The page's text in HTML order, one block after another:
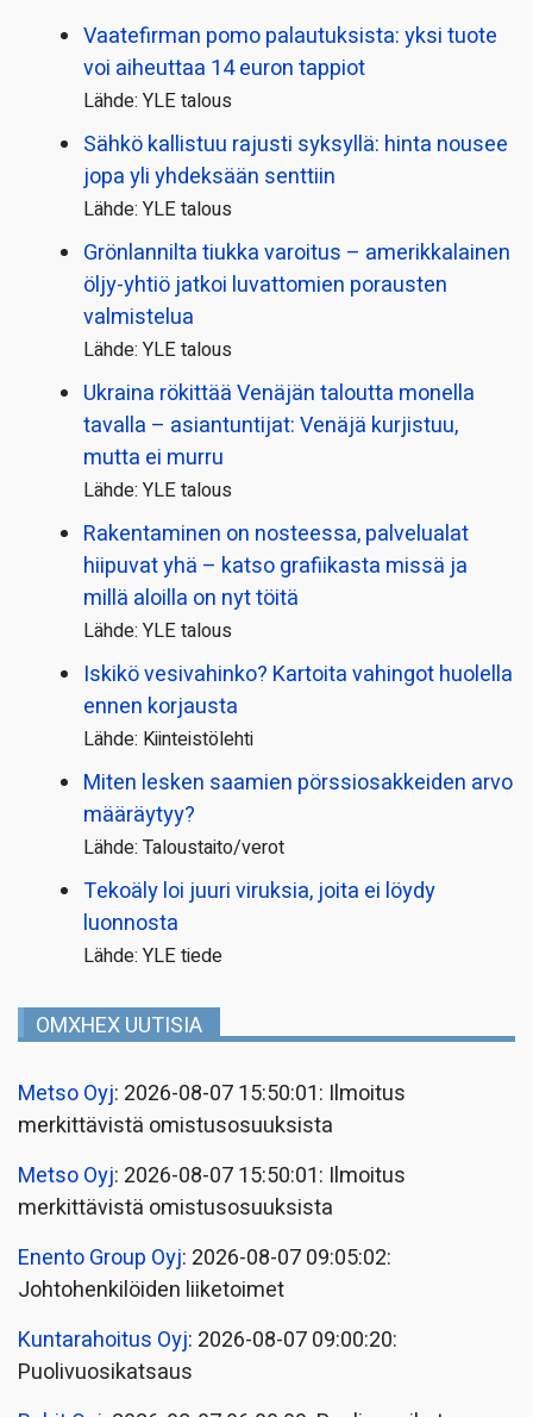
Vaatefirman pomo palautuksista: yksi tuote
voi aiheuttaa 14 euron tappiot
Lähde: YLE talous
Sähkö kallistuu rajusti syksyllä: hinta nousee
jopa yli yhdeksään senttiin
Lähde: YLE talous
Grönlannilta tiukka varoitus – amerikkalainen
öljy-yhtiö jatkoi luvattomien porausten
valmistelua
Lähde: YLE talous
Ukraina rökittää Venäjän taloutta monella
tavalla – asiantuntijat: Venäjä kurjistuu,
mutta ei murru
Lähde: YLE talous
Rakentaminen on nosteessa, palvelualat
hiipuvat yhä – katso grafiikasta missä ja
millä aloilla on nyt töitä
Lähde: YLE talous
Iskikö vesivahinko? Kartoita vahingot huolella
ennen korjausta
Lähde: Kiinteistölehti
Miten lesken saamien pörssi­osakkeiden arvo
määräytyy?
Lähde: Taloustaito/verot
Tekoäly loi juuri viruksia, joita ei löydy
luonnosta
Lähde: YLE tiede
OMXHEX UUTISIA
Metso Oyj: 2026-08-07 15:50:01: Ilmoitus
merkittävistä omistusosuuksista
Metso Oyj: 2026-08-07 15:50:01: Ilmoitus
merkittävistä omistusosuuksista
Enento Group Oyj: 2026-08-07 09:05:02:
Johtohenkilöiden liiketoimet
Kuntarahoitus Oyj: 2026-08-07 09:00:20:
Puolivuosikatsaus